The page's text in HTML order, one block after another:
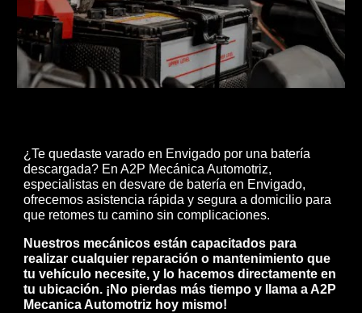
¿Te quedaste varado en Envigado por una batería
descargada? En A2P Mecánica Automotriz,
especialistas en desvare de batería en Envigado,
ofrecemos asistencia rápida y segura a domicilio para
que retomes tu camino sin complicaciones.
Nuestros mecánicos están capacitados para
realizar cualquier reparación o mantenimiento que
tu vehículo necesite, y lo hacemos directamente en
tu ubicación. ¡No pierdas más tiempo y llama a A2P
Mecanica Automotriz hoy mismo!